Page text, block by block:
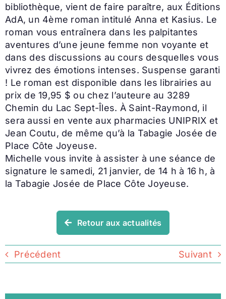
bibliothèque, vient de faire paraître, aux Éditions
AdA, un 4ème roman intitulé Anna et Kasius. Le
roman vous entraînera dans les palpitantes
aventures d’une jeune femme non voyante et
dans des discussions au cours desquelles vous
vivrez des émotions intenses. Suspense garanti
! Le roman est disponible dans les librairies au
prix de 19,95 $ ou chez l’auteure au 3289
Chemin du Lac Sept-Îles. À Saint-Raymond, il
sera aussi en vente aux pharmacies UNIPRIX et
Jean Coutu, de même qu’à la Tabagie Josée de
Place Côte Joyeuse.
Michelle vous invite à assister à une séance de
signature le samedi, 21 janvier, de 14 h à 16 h, à
la Tabagie Josée de Place Côte Joyeuse.
Retour aux actualités
Précédent Suivant